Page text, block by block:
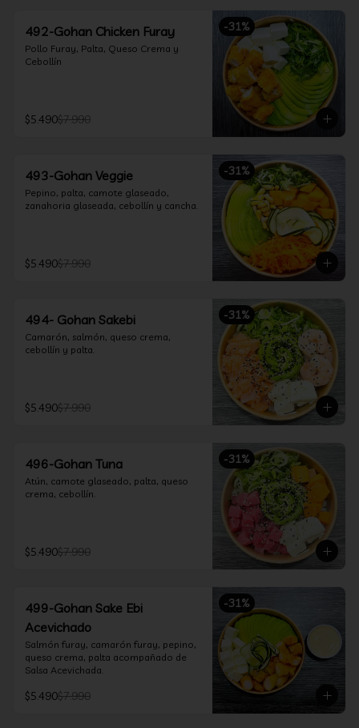
-31%
492-Gohan Chicken Furay
Pollo Furay, Palta, Queso Crema y
Cebollín
$5.490$7.990
-31%
493-Gohan Veggie
Pepino, palta, camote glaseado,
zanahoria glaseada, cebollín y cancha.
$5.490$7.990
-31%
494- Gohan Sakebi
Camarón, salmón, queso crema,
cebollín y palta.
$5.490$7.990
-31%
496-Gohan Tuna
Atún, camote glaseado, palta, queso
crema, cebollín.
$5.490$7.990
-31%
499-Gohan Sake Ebi
Acevichado
Salmón furay, camarón furay, pepino,
queso crema, palta acompañado de
Salsa Acevichada.
$5.490$7.990